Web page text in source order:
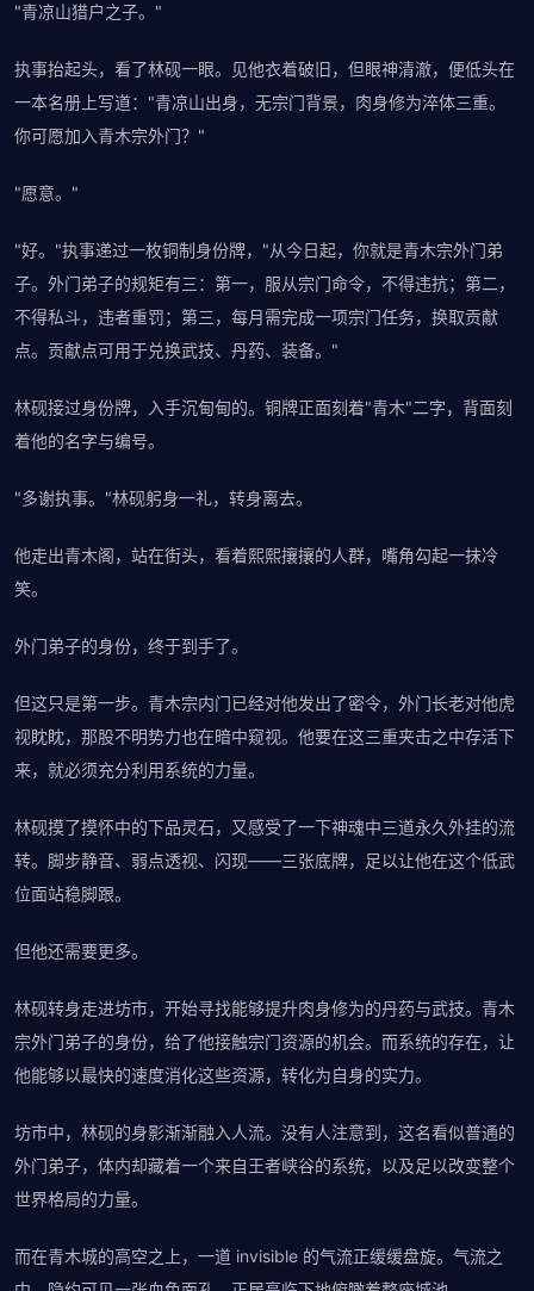
"青凉山猎户之子。"
执事抬起头，看了林砚一眼。见他衣着破旧，但眼神清澈，便低头在
一本名册上写道："青凉山出身，无宗门背景，肉身修为淬体三重。
你可愿加入青木宗外门？"
"愿意。"
"好。"执事递过一枚铜制身份牌，"从今日起，你就是青木宗外门弟
子。外门弟子的规矩有三：第一，服从宗门命令，不得违抗；第二，
不得私斗，违者重罚；第三，每月需完成一项宗门任务，换取贡献
点。贡献点可用于兑换武技、丹药、装备。"
林砚接过身份牌，入手沉甸甸的。铜牌正面刻着"青木"二字，背面刻
着他的名字与编号。
"多谢执事。"林砚躬身一礼，转身离去。
他走出青木阁，站在街头，看着熙熙攘攘的人群，嘴角勾起一抹冷
笑。
外门弟子的身份，终于到手了。
但这只是第一步。青木宗内门已经对他发出了密令，外门长老对他虎
视眈眈，那股不明势力也在暗中窥视。他要在这三重夹击之中存活下
来，就必须充分利用系统的力量。
林砚摸了摸怀中的下品灵石，又感受了一下神魂中三道永久外挂的流
转。脚步静音、弱点透视、闪现——三张底牌，足以让他在这个低武
位面站稳脚跟。
但他还需要更多。
林砚转身走进坊市，开始寻找能够提升肉身修为的丹药与武技。青木
宗外门弟子的身份，给了他接触宗门资源的机会。而系统的存在，让
他能够以最快的速度消化这些资源，转化为自身的实力。
坊市中，林砚的身影渐渐融入人流。没有人注意到，这名看似普通的
外门弟子，体内却藏着一个来自王者峡谷的系统，以及足以改变整个
世界格局的力量。
而在青木城的高空之上，一道 invisible 的气流正缓缓盘旋。气流之